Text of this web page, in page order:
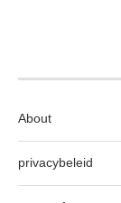
About
privacybeleid